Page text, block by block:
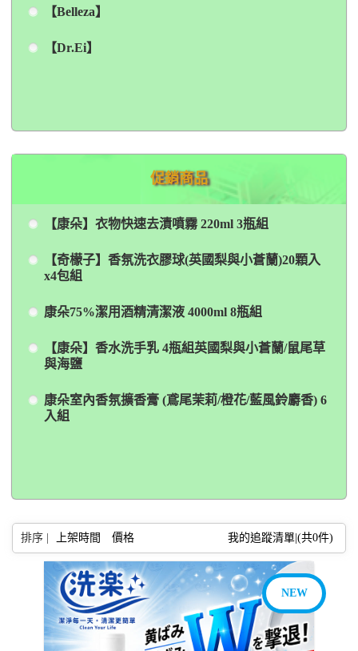
【Belleza】
【Dr.Ei】
促銷商品
【康朵】衣物快速去漬噴霧 220ml 3瓶組
【奇檬子】香氛洗衣膠球(英國梨與小蒼蘭)20顆入
x4包組
康朵75%潔用酒精清潔液 4000ml 8瓶組
【康朵】香水洗手乳 4瓶組英國梨與小蒼蘭/鼠尾草
與海鹽
康朵室內香氛擴香膏 (鳶尾茉莉/橙花/藍風鈴麝香) 6
入組
排序 | 上架時間 價格 我的追蹤清單|(共0件)
NEW